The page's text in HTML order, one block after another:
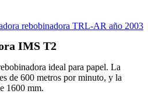
rebobinadora TRL-AR año 2003
IMS T2
ideal para papel. La
de 600 metros por minuto, y la
1600 mm.